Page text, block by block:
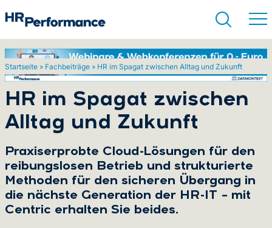
Startseite » Fachbeiträge » HR im Spagat zwischen Alltag und Zukunft
HR im Spagat zwischen
Alltag und Zukunft
Praxiserprobte Cloud-Lösungen für den
reibungslosen Betrieb und strukturierte
Methoden für den sicheren Übergang in
die nächste Generation der HR-IT – mit
Centric erhalten Sie beides.